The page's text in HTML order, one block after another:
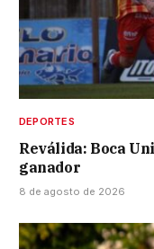
DEPORTES
Reválida: Boca
ganador
8 de agosto de 2026